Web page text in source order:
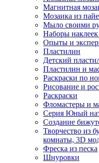
Магнитная
Мозаика из
Мыло своими
Наборы
Опыты и
Пластилин
Детский
Пластилин и
Раскраски по
Рисование и
Раскраски
Фломастеры и
Серия Юный
Создание
Творчество из
комнаты, 3D
Фреска из песка
Шнуровки